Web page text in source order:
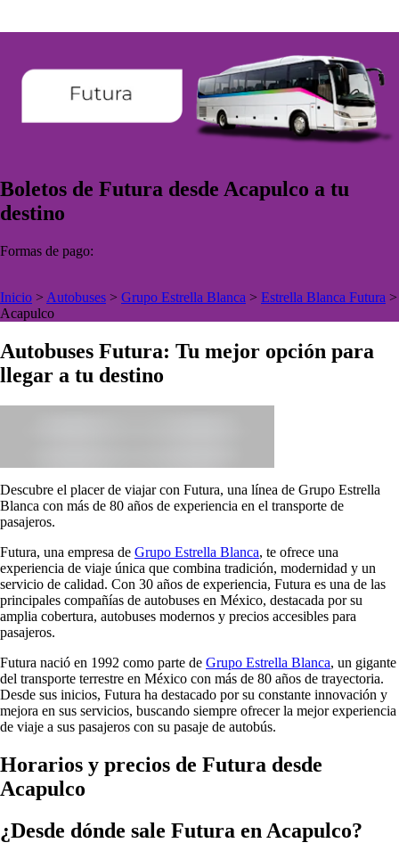
Boletos de Futura desde Acapulco a tu
destino
Formas de pago:
Inicio > Autobuses > Grupo Estrella Blanca > Estrella Blanca Futura >
Acapulco
Autobuses Futura: Tu mejor opción para
llegar a tu destino
Descubre el placer de viajar con Futura, una línea de Grupo Estrella
Blanca con más de 80 años de experiencia en el transporte de
pasajeros.
Futura, una empresa de Grupo Estrella Blanca, te ofrece una
experiencia de viaje única que combina tradición, modernidad y un
servicio de calidad. Con 30 años de experiencia, Futura es una de las
principales compañías de autobuses en México, destacada por su
amplia cobertura, autobuses modernos y precios accesibles para
pasajeros.
Futura nació en 1992 como parte de Grupo Estrella Blanca, un gigante
del transporte terrestre en México con más de 80 años de trayectoria.
Desde sus inicios, Futura ha destacado por su constante innovación y
mejora en sus servicios, buscando siempre ofrecer la mejor experiencia
de viaje a sus pasajeros con su pasaje de autobús.
Horarios y precios de Futura desde
Acapulco
¿Desde dónde sale Futura en Acapulco?